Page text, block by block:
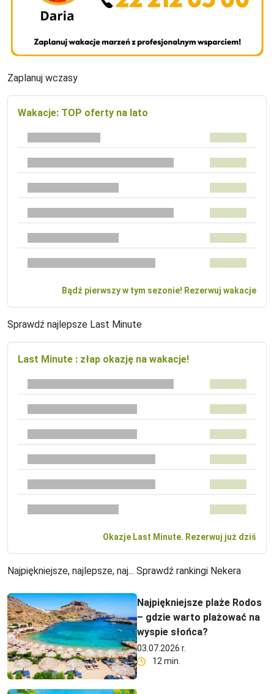
Zaplanuj wczasy
Wakacje: TOP oferty na lato
Bądź pierwszy w tym sezonie! Rezerwuj wakacje
Sprawdź najlepsze Last Minute
Last Minute : złap okazję na wakacje!
Okazje Last Minute. Rezerwuj już dziś
Najpiękniejsze, najlepsze, naj... Sprawdź rankingi Nekera
Najpiękniejsze plaże Rodos
– gdzie warto plażować na
wyspie słońca?
03.07.2026 r.
12 min.